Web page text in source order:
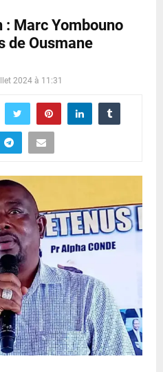
: Marc Yombouno
de Ousmane
2024 à 11:31